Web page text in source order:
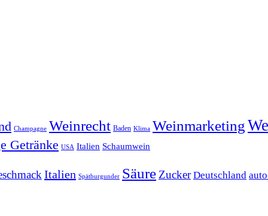
Champagne Weinrecht Baden Klima Weinmarketing
Getränke USA Italien Schaumwein
Italien Spätburgunder Säure Zucker Deutschland